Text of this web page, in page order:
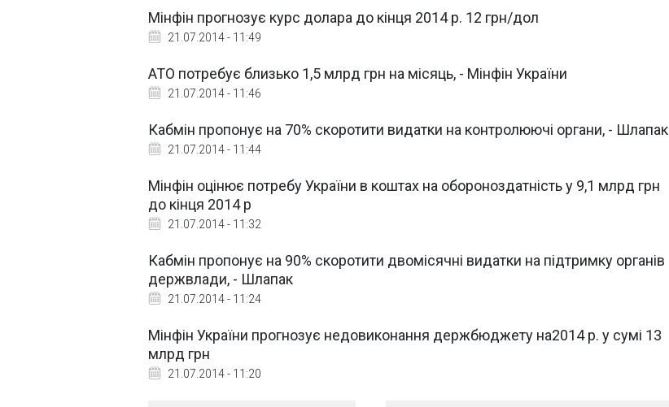
Мінфін прогнозує курс долара до кінця 2014 р. 12 грн/дол
21.07.2014 - 11:49
АТО потребує близько 1,5 млрд грн на місяць, - Мінфін України
21.07.2014 - 11:46
Кабмін пропонує на 70% скоротити видатки на контролюючі органи, - Шлапак
21.07.2014 - 11:44
Мінфін оцінює потребу України в коштах на обороноздатність у 9,1 млрд грн
до кінця 2014 р
21.07.2014 - 11:32
Кабмін пропонує на 90% скоротити двомісячні видатки на підтримку органів
держвлади, - Шлапак
21.07.2014 - 11:24
Мінфін України прогнозує недовиконання держбюджету на2014 р. у сумі 13
млрд грн
21.07.2014 - 11:20